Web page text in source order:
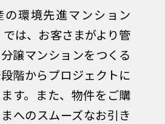
の環境先進マンション
では、お客さまがより管
譲マンションをつくる
階からプロジェクトに
す。また、物件をご購
へのスムーズなお引き